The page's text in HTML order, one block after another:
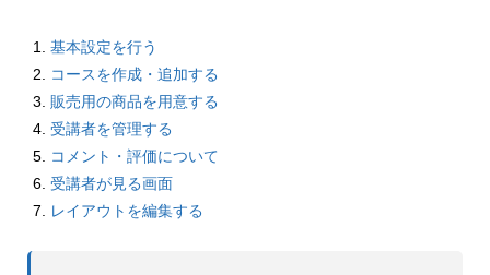
基本設定を行う
コースを作成・追加する
販売用の商品を用意する
受講者を管理する
コメント・評価について
受講者が見る画面
レイアウトを編集する